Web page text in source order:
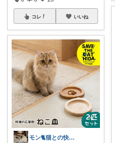
コレ いいね
モン🐈猫との快適な暮らし